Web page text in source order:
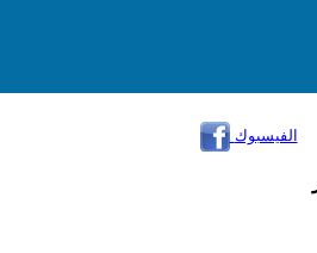
الفيسبوك